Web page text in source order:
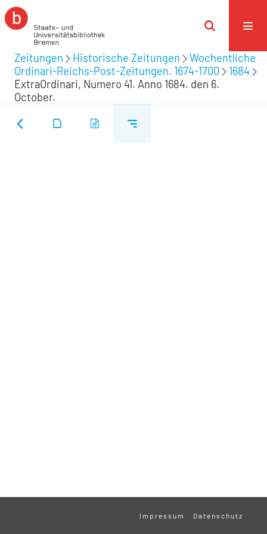
Zeitungen Historische Zeitungen
Wochentliche
Ordinari-Reichs-Post-Zeitungen. 1674-1700
1684
ExtraOrdinari, Numero 41. Anno 1684. den 6.
October.
Impressum Datenschutz